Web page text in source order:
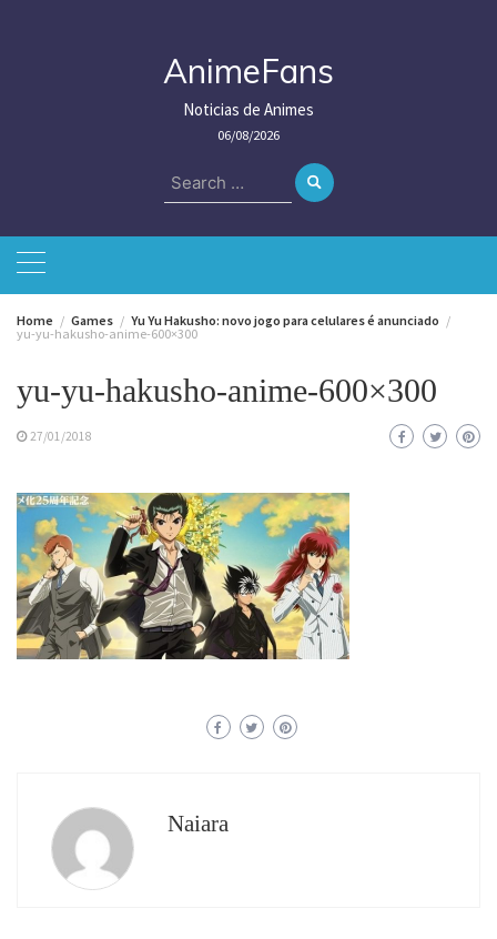
AnimeFans
Noticias de Animes
06/08/2026
Search
for:
Home Games
Yu Yu Hakusho: novo jogo para celulares é anunciado
yu-yu-hakusho-anime-600×300
yu-yu-hakusho-anime-600×300
27/01/2018
Naiara